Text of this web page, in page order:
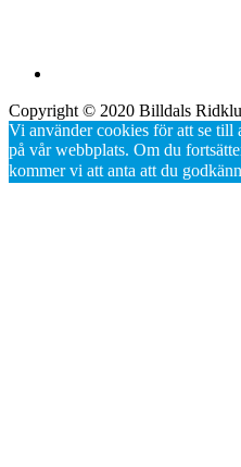
Copyright © 2020 Billdals
Vi använder cookies för att se till
på vår webbplats. Om du
kommer vi att anta att du